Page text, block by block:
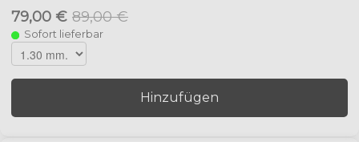
79,00 € 89,00 €
Sofort lieferbar
Hinzufügen